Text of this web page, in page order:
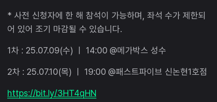
* 사전 신청자에 한 해 참석이 가능하며, 좌석 수가 제한되
어 있어 조기 마감될 수 있습니다.
1차 : 25.07.09(수) ㅣ 14:00 @메가박스 성수
2차 : 25.07.10(목) ㅣ 19:00 @패스트파이브 신논현1호점
https://bit.ly/3HT4qHN